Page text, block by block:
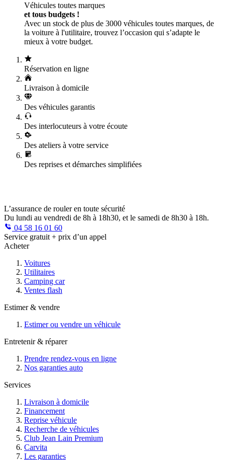
Véhicules toutes marques
et tous budgets !
Avec un stock de plus de 3000 véhicules toutes marques, de
la voiture à l'utilitaire, trouvez l’occasion qui s’adapte le
mieux à votre budget.
Réservation en ligne
Livraison à domicile
Des véhicules garantis
Des interlocuteurs à votre écoute
Des ateliers à votre service
Des reprises et démarches simplifiées
L’assurance de rouler en toute sécurité
Du lundi au vendredi de 8h à 18h30, et le samedi de 8h30 à 18h.
04 58 16 01 60
Service gratuit + prix d’un appel
Acheter
Voitures
Utilitaires
Camping car
Ventes flash
Estimer & vendre
Estimer ou vendre un véhicule
Entretenir & réparer
Prendre rendez-vous en ligne
Nos garanties auto
Services
Livraison à domicile
Financement
Reprise véhicule
Recherche de véhicules
Club Jean Lain Premium
Carvita
Les garanties